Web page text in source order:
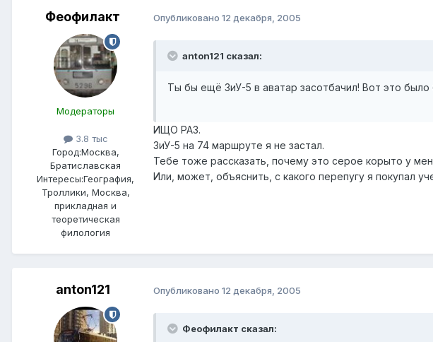
Феофилакт
Модераторы
3.8 тыс
Город:Москва,
Братиславская
Интересы:География,
Троллики, Москва,
прикладная и
теоретическая
филология
Опубликовано 12 декабря, 2005
anton121 сказал:
Ты бы ещё ЗиУ-5 в аватар засотбачил! Вот это
ИЩО РАЗ.
ЗиУ-5 на 74 маршруте я не застал.
Тебе тоже рассказать, почему это серое корыто у
Или, может, объяснить, с какого перепугу я покупал
anton121 Опубликовано 12 декабря, 2005
Феофилакт сказал: